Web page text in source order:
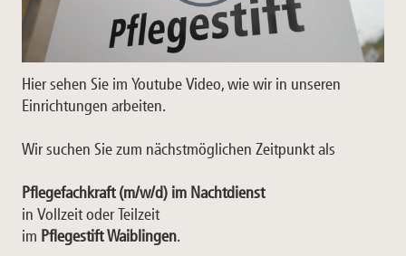
Hier sehen Sie im Youtube Video, wie wir in unseren
Einrichtungen arbeiten.
Wir suchen Sie zum nächstmöglichen Zeitpunkt als
Pflegefachkraft (m/w/d) im Nachtdienst
in Vollzeit oder Teilzeit
im Pflegestift Waiblingen.